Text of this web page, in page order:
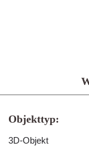
Objekttyp:
3D-Objekt